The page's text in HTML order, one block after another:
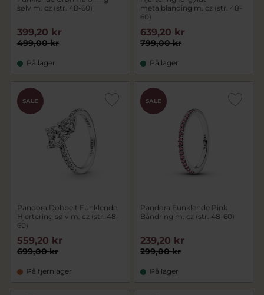
sølv m. cz (str. 48-60)
499,00 kr
399,20 kr
På lager
metalblanding m. cz (str. 48-
60)
799,00 kr
639,20 kr
På lager
SALE
Pandora Dobbelt Funklende
Hjertering sølv m. cz (str. 48-
60)
699,00 kr
559,20 kr
På fjernlager
SALE
Pandora Funklende Pink
Båndring m. cz (str. 48-60)
299,00 kr
239,20 kr
På lager